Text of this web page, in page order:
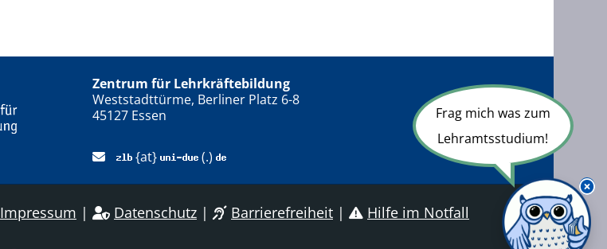
Zentrum für Lehrkräftebildung
Weststadttürme, Berliner Platz 6-8
45127 Essen
{at} (.)
Impressum | Datenschutz | Barrierefreiheit | Hilfe im Notfall
Frag mich was zum
Lehramtsstudium!